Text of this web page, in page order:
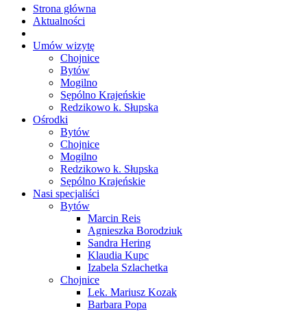
Strona główna
Aktualności
Umów wizytę
Chojnice
Bytów
Mogilno
Sępólno Krajeńskie
Redzikowo k. Słupska
Ośrodki
Bytów
Chojnice
Mogilno
Redzikowo k. Słupska
Sępólno Krajeńskie
Nasi specjaliści
Bytów
Marcin Reis
Agnieszka Borodziuk
Sandra Hering
Klaudia Kupc
Izabela Szlachetka
Chojnice
Lek. Mariusz Kozak
Barbara Popa